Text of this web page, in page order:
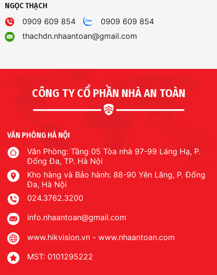
NGỌC THẠCH
0909 609 854
0909 609 854
thachdn.nhaantoan@gmail.com
CÔNG TY CỔ PHẦN NHÀ AN TOÀN
VĂN PHÒNG HÀ NỘI
Văn Phòng: Tầng 05 Tòa nhà 97-99 Láng Hạ, P.
Đống Đa, TP. Hà Nội
Kho hàng và Bảo hành: 88-90 Yên Lãng, P. Đống
Đa, Hà Nội
024.3762.3200
info.nhaantoan@gmail.com
www.hikvision.vn - www.nhaantoan.com
MST: 0101295222